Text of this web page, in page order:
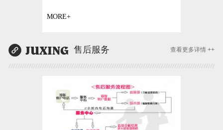
MORE+
售后服务 查看更多详情 ++